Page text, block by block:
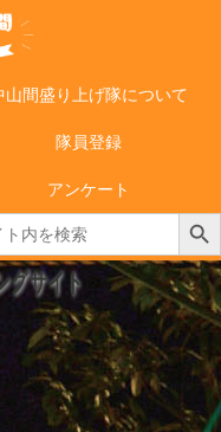
山間盛り上げ隊について
隊員登録
アンケート
Search Button
グサイト